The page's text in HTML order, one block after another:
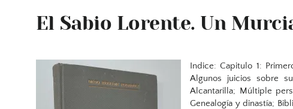
El Sabio Lorente. Un
Indice: Capitulo 1:
Algunos juicios sobre
Alcantarilla; Múltiple
Genealogía y dinastía;